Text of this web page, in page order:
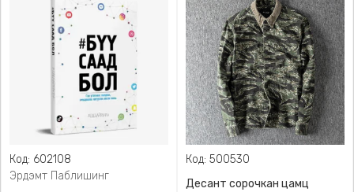
Код: 602108
Эрдэмт Паблишинг
Код: 500530
Десант сорочкан цамц